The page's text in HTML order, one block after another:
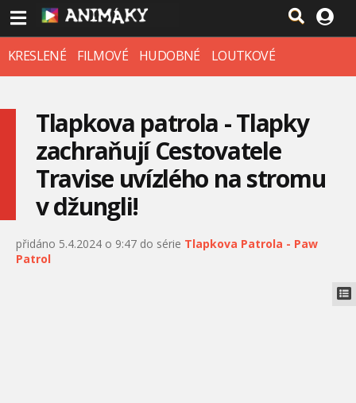
KRESLENÉ FILMOVÉ HUDOBNÉ LOUTKOVÉ
Tlapkova patrola - Tlapky
zachraňují Cestovatele
Travise uvízlého na stromu
v džungli!
přidáno 5.4.2024 o 9:47 do série Tlapkova Patrola - Paw
Patrol